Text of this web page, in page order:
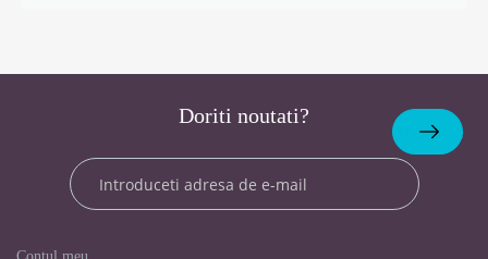
Doriti noutati?
Abonare